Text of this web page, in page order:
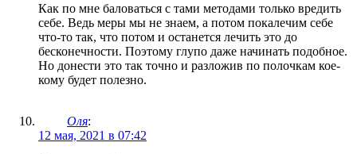
Как по мне баловаться с тами методами только вредить
себе. Ведь меры мы не знаем, а потом покалечим себе
что-то так, что потом и останется лечить это до
бесконечности. Поэтому глупо даже начинать подобное.
Но донести это так точно и разложив по полочкам кое-
кому будет полезно.
Оля:
12 мая, 2021 в 07:42